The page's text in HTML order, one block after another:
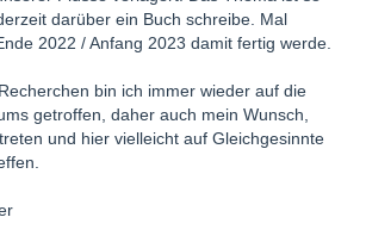
darüber ein Buch schreibe. Mal
2022 / Anfang 2023 damit fertig werde.
bin ich immer wieder auf die
getroffen, daher auch mein Wunsch,
und hier vielleicht auf Gleichgesinnte